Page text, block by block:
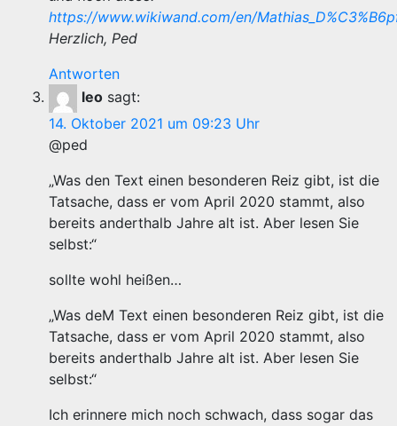
https://www.wikiwand.com/en/
Herzlich, Ped
Antworten
leo sagt:
14. Oktober 2021 um 09:23 Uhr
@ped
„Was den Text einen besonderen Reiz gibt, ist die
Tatsache, dass er vom April 2020 stammt, also
bereits anderthalb Jahre alt ist. Aber lesen Sie
selbst:“
sollte wohl heißen…
„Was deM Text einen besonderen Reiz gibt, ist die
Tatsache, dass er vom April 2020 stammt, also
bereits anderthalb Jahre alt ist. Aber lesen Sie
selbst:“
Ich erinnere mich noch schwach, dass sogar das